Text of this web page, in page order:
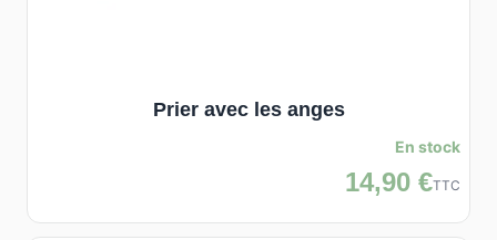
Prier avec les anges
En stock
14,90 €TTC